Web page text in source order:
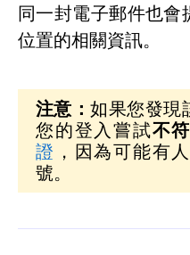
同一封電子郵件也會
位置的相關資訊。
注意：如果您發現
您的登入嘗試不符
證 ，因為可能有
號。